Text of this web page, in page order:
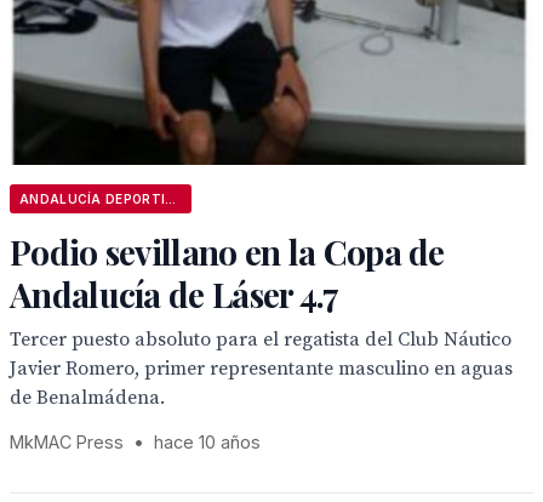
Podio sevillano en la Copa de
Andalucía de Láser 4.7
Tercer puesto absoluto para el regatista del Club Náutico
Javier Romero, primer representante masculino en aguas
de Benalmádena.
MkMAC Press • hace 10 años